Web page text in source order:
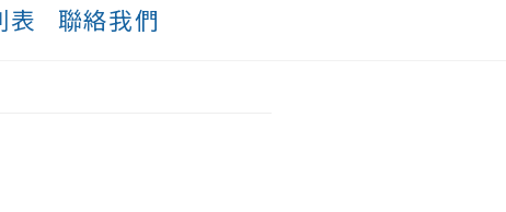
表 聯絡我們